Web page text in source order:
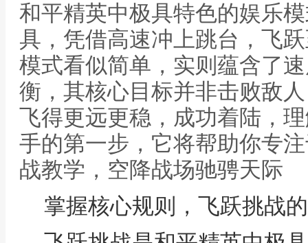
和平精英中极具特色的娱乐
具，凭借高速冲上跳台，飞
模式看似简单，实则蕴含了
衡，其核心目标并非击败敌
飞得更远更稳，成功着陆，
手的第一步，它将帮助你专
战教学，空降战场驰骋天际
掌握核心规则，飞跃挑战